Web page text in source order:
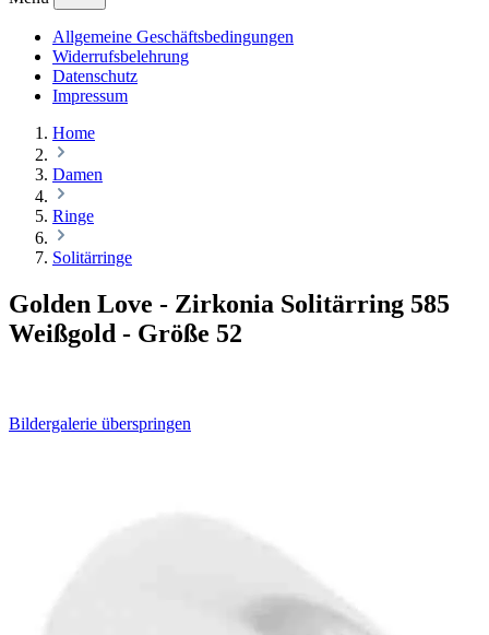
Allgemeine Geschäftsbedingungen
Widerrufsbelehrung
Datenschutz
Impressum
Home
Damen
Ringe
Solitärringe
Golden Love - Zirkonia Solitärring 585
Weißgold - Größe 52
Bildergalerie überspringen